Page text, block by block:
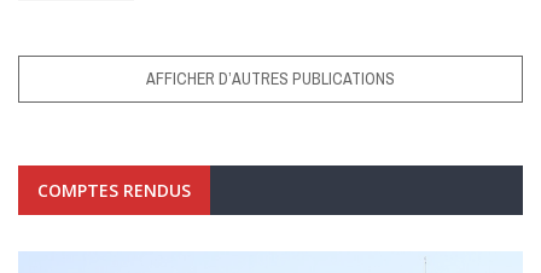
AFFICHER D’AUTRES PUBLICATIONS
COMPTES RENDUS